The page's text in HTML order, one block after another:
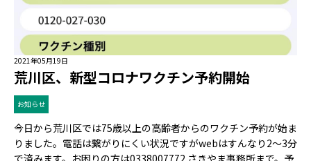
2021年05月19日
荒川区、新型コロナワクチン予約開始
お知らせ
今日から荒川区では75歳以上の高齢者からのワクチン予約が始ま
りました。電話は繋がりにくい状況ですがwebはすんなり2〜3分
で済みます。お困りの方は0338007772 さきやま事務所まで。予